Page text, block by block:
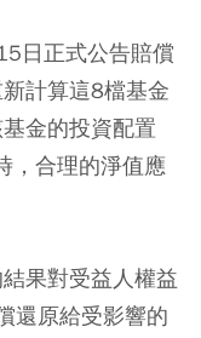
日正式公告賠償
計算這8檔基金
金的投資配置
，合理的淨值應
果對受益人權益
還原給受影響的